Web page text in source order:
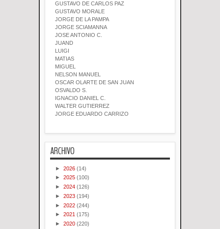
GUSTAVO DE CARLOS PAZ
GUSTAVO MORALE
JORGE DE LA PAMPA
JORGE SCIAMANNA
JOSE ANTONIO C.
JUAND
LUIGI
MATIAS
MIGUEL
NELSON MANUEL
OSCAR OLARTE DE SAN JUAN
OSVALDO S.
IGNACIO DANIEL C.
WALTER GUTIERREZ
JORGE EDUARDO CARRIZO
ARCHIVO
► 2026 (14)
► 2025 (100)
► 2024 (126)
► 2023 (194)
► 2022 (244)
► 2021 (175)
► 2020 (220)